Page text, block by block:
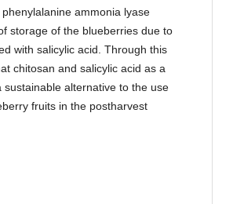
ammonia lyase
storage of the blueberries due to
with salicylic acid. Through this
chitosan and salicylic acid as a
alternative to the use
fruits in the postharvest